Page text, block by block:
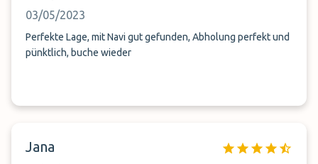
03/05/2023
Perfekte Lage, mit Navi gut gefunden, Abholung perfekt und
pünktlich, buche wieder
Jana